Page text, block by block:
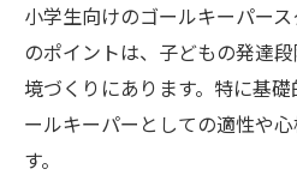
小学生向けのゴールキーパー
のポイントは、子どもの発達
境づくりにあります。特に基
ールキーパーとしての適性や
す。